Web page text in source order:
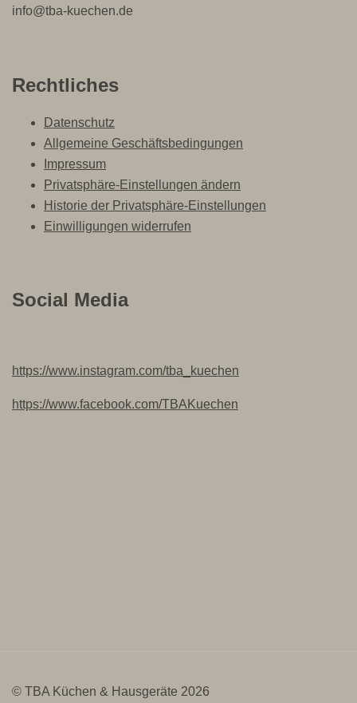
info@tba-kuechen.de
Rechtliches
Datenschutz
Allgemeine Geschäftsbedingungen
Impressum
Privatsphäre-Einstellungen ändern
Historie der Privatsphäre-Einstellungen
Einwilligungen widerrufen
Social Media
https://www.instagram.com/tba_kuechen
https://www.facebook.com/TBAKuechen
© TBA Küchen & Hausgeräte 2026